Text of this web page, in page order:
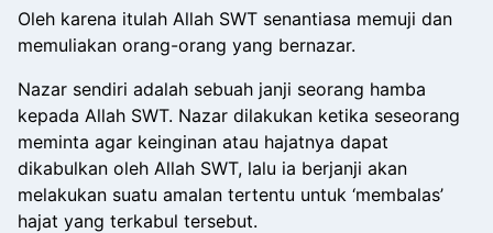
Oleh karena itulah Allah SWT senantiasa memuji dan
memuliakan orang-orang yang bernazar.
Nazar sendiri adalah sebuah janji seorang hamba
kepada Allah SWT. Nazar dilakukan ketika seseorang
meminta agar keinginan atau hajatnya dapat
dikabulkan oleh Allah SWT, lalu ia berjanji akan
melakukan suatu amalan tertentu untuk ‘membalas’
hajat yang terkabul tersebut.